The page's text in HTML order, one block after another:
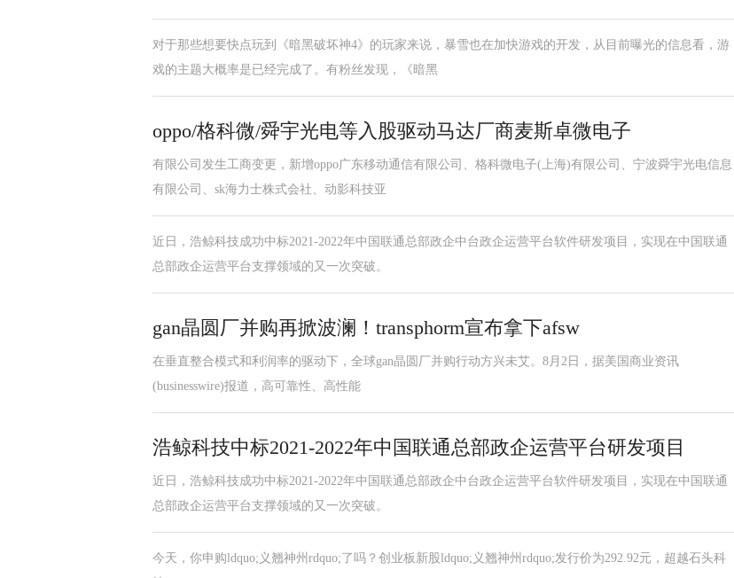
对于那些想要快点玩到《暗黑破坏神4》的玩家来说，暴雪也在加快游戏的开发，从目前曝光的信息看，游
戏的主题大概率是已经完成了。有粉丝发现，《暗黑
oppo/格科微/舜宇光电等入股驱动马达厂商麦斯卓微电子
有限公司发生工商变更，新增oppo广东移动通信有限公司、格科微电子(上海)有限公司、宁波舜宇光电信息
有限公司、sk海力士株式会社、动影科技亚
近日，浩鲸科技成功中标2021-2022年中国联通总部政企中台政企运营平台软件研发项目，实现在中国联通
总部政企运营平台支撑领域的又一次突破。
gan晶圆厂并购再掀波澜！transphorm宣布拿下afsw
在垂直整合模式和利润率的驱动下，全球gan晶圆厂并购行动方兴未艾。8月2日，据美国商业资讯
(businesswire)报道，高可靠性、高性能
浩鲸科技中标2021-2022年中国联通总部政企运营平台研发项目
近日，浩鲸科技成功中标2021-2022年中国联通总部政企中台政企运营平台软件研发项目，实现在中国联通
总部政企运营平台支撑领域的又一次突破。
今天，你申购ldquo;义翘神州rdquo;了吗？创业板新股ldquo;义翘神州rdquo;发行价为292.92元，超越石头科